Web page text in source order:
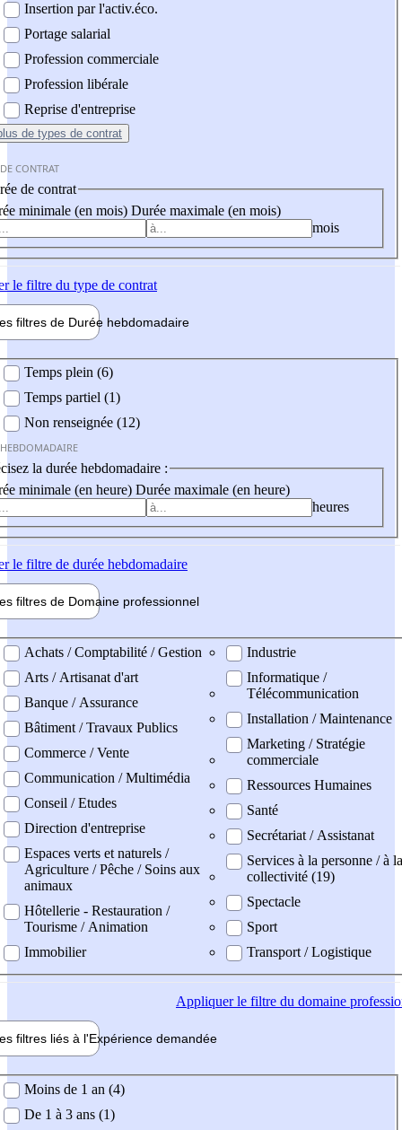
Insertion par l'activ.éco.
Portage salarial
Profession commerciale
Profession libérale
Reprise d'entreprise
de types de contrat
CONTRAT
de contrat
minimale (en mois) Durée maximale (en mois)
mois
le filtre du type de contrat
filtres de Durée hebdomadaire
Temps plein (6)
Temps partiel (1)
Non renseignée (12)
la durée hebdomadaire :
minimale (en heure) Durée maximale (en heure)
heures
le filtre de durée hebdomadaire
filtres de Domaine professionnel
professionel
Achats / Comptabilité / Gestion
Arts / Artisanat d'art
Banque / Assurance
Bâtiment / Travaux Publics
Commerce / Vente
Communication / Multimédia
Conseil / Etudes
Direction d'entreprise
Espaces verts et naturels /
Agriculture / Pêche / Soins aux
animaux
Hôtellerie - Restauration /
Tourisme / Animation
Immobilier
Industrie
Informatique /
Télécommunication
Installation / Maintenance
Marketing / Stratégie
commerciale
Ressources Humaines
Santé
Secrétariat / Assistanat
Services à la personne / à la
collectivité (19)
Spectacle
Sport
Transport / Logistique
Appliquerle filtre du domaine
filtres liés à l'Expérience demandée
demandée
Moins de 1 an (4)
De 1 à 3 ans (1)